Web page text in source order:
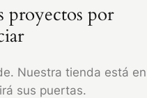
proyectos por
Nuestra tienda está en
sus puertas.